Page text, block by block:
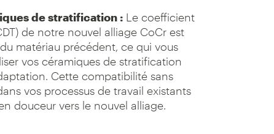
de stratification : Le coefficient
de notre nouvel alliage CoCr est
matériau précédent, ce qui vous
vos céramiques de stratification
Cette compatibilité sans
vos processus de travail existants
douceur vers le nouvel alliage.